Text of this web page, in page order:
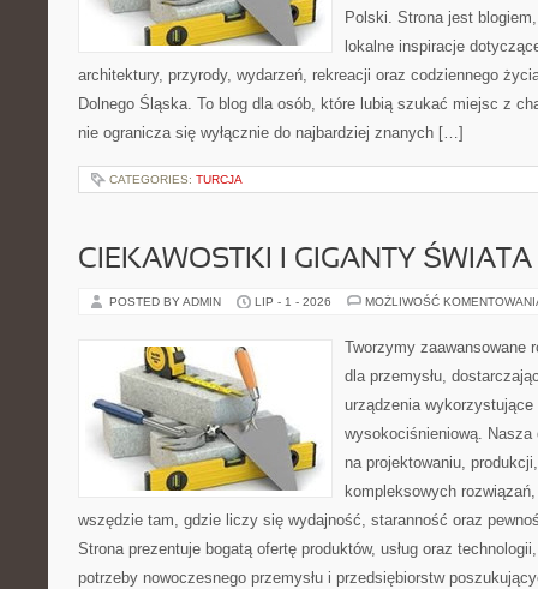
Polski. Strona jest
lokalne inspiracje
architektury, przyrody, wydarzeń, rekreacji oraz codziennego
Dolnego Śląska. To blog dla osób, które lubią szukać miejsc z
nie ogranicza się wyłącznie do najbardziej znanych […]
CATEGORIES: TURCJA
CIEKAWOSTKI I GIGANTY ŚWIATA
POSTED BY ADMIN LIP - 1 - 2026 MOŻLIWOŚĆ
Tworzymy zaawansowane
dla przemysłu,
urządzenia wykorzystujące
wysokociśnieniową. Nasza
na projektowaniu,
kompleksowych
wszędzie tam, gdzie liczy się wydajność, staranność oraz
Strona prezentuje bogatą ofertę produktów, usług oraz
potrzeby nowoczesnego przemysłu i przedsiębiorstw